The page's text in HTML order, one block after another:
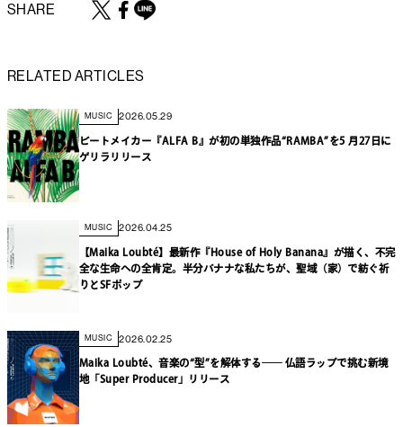
SHARE
RELATED ARTICLES
MUSIC 2026.05.29
ビートメイカー『ALFA B』が初の単独作品“RAMBA”を5 月27日に
ゲリラリリース
MUSIC 2026.04.25
【Maika Loubté】最新作『House of Holy Banana』が描く、不完
全な生命への全肯定。半分バナナな私たちが、聖域（家）で紡ぐ祈
りとSFポップ
MUSIC 2026.02.25
Maika Loubté、音楽の“型”を解体する── 仏語ラップで挑む新境
地「Super Producer」リリース